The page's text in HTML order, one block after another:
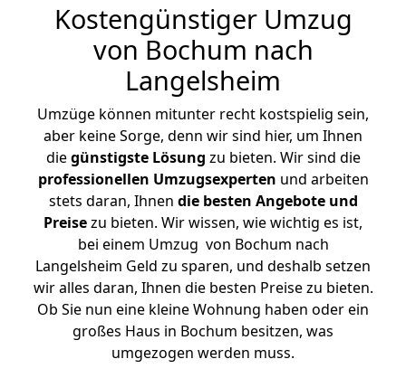
Kostengünstiger Umzug
von Bochum nach
Langelsheim
Umzüge können mitunter recht kostspielig sein,
aber keine Sorge, denn wir sind hier, um Ihnen
diegünstigste Lösung zu bieten. Wir sind die
professionellen Umzugsexperten und arbeiten
stets daran, Ihnen die besten Angebote und
Preisezu bieten. Wir wissen, wie wichtig es ist,
bei einem Umzug von Bochum nach
Langelsheim Geld zu sparen, und deshalb setzen
wir alles daran, Ihnen die besten Preise zu bieten.
Ob Sie nun eine kleine Wohnung haben oder ein
großes Haus in Bochum besitzen, was
umgezogen werden muss.